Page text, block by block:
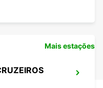
Mais estações